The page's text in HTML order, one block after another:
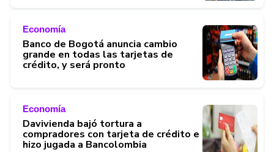
Economía
Banco de Bogotá anuncia cambio
grande en todas las tarjetas de
crédito, y será pronto
Economía
Davivienda bajó tortura a
compradores con tarjeta de crédito e
hizo jugada a Bancolombia